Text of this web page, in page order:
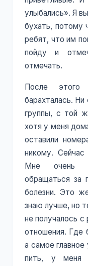
улыбались». Я
бухать, потому
ребят, что им
пойду и
отмечать.
После
барахталась.
группы, с той
хотя у меня
оставили
никому.
Мне очень
обращаться
болезни. Это
знаю лучше, но
не получалось с
отношения. Где
а самое
пить, у меня